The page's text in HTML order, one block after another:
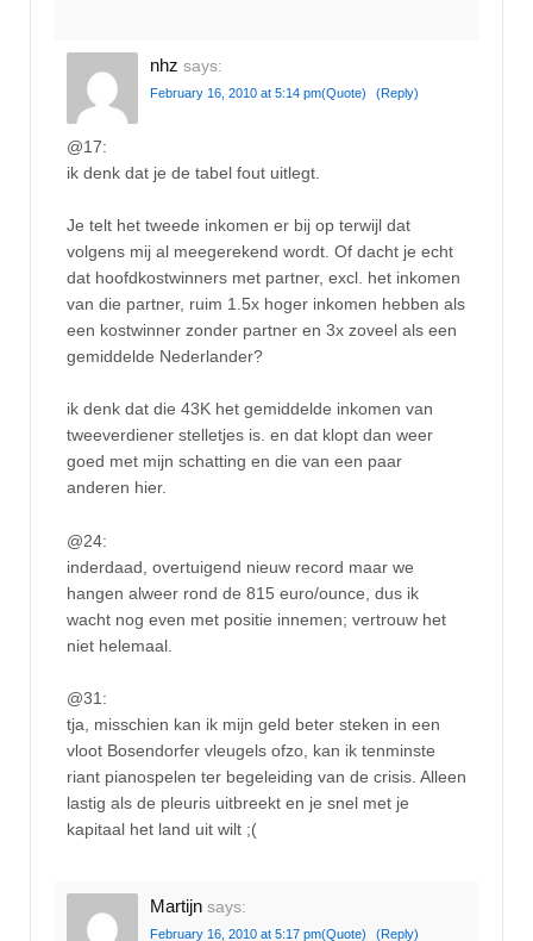
nhz says:
February 16, 2010 at 5:14 pm(Quote) (Reply)
@17:
ik denk dat je de tabel fout uitlegt.
Je telt het tweede inkomen er bij op terwijl dat
volgens mij al meegerekend wordt. Of dacht je echt
dat hoofdkostwinners met partner, excl. het inkomen
van die partner, ruim 1.5x hoger inkomen hebben als
een kostwinner zonder partner en 3x zoveel als een
gemiddelde Nederlander?
ik denk dat die 43K het gemiddelde inkomen van
tweeverdiener stelletjes is. en dat klopt dan weer
goed met mijn schatting en die van een paar
anderen hier.
@24:
inderdaad, overtuigend nieuw record maar we
hangen alweer rond de 815 euro/ounce, dus ik
wacht nog even met positie innemen; vertrouw het
niet helemaal.
@31:
tja, misschien kan ik mijn geld beter steken in een
vloot Bosendorfer vleugels ofzo, kan ik tenminste
riant pianospelen ter begeleiding van de crisis. Alleen
lastig als de pleuris uitbreekt en je snel met je
kapitaal het land uit wilt ;(
Martijn says:
February 16, 2010 at 5:17 pm(Quote) (Reply)